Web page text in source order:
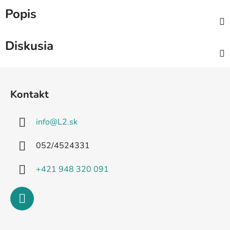
Popis
Diskusia
Kontakt
info@L2.sk
052/4524331
+421 948 320 091